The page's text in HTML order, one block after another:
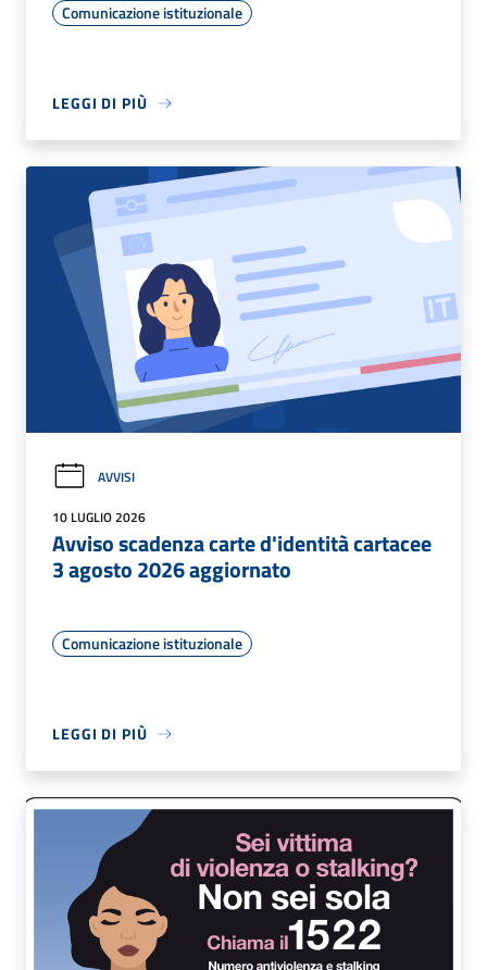
Comunicazione istituzionale
LEGGI DI PIÙ
AVVISI
10 LUGLIO 2026
Avviso scadenza carte d'identità cartacee
3 agosto 2026 aggiornato
Comunicazione istituzionale
LEGGI DI PIÙ